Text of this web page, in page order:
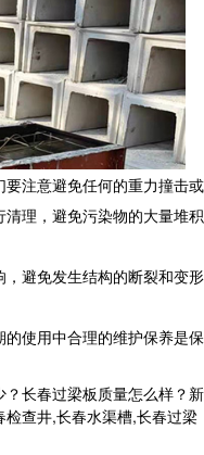
注意避免任何的重力撞击或
理，避免污染物的大量堆积
避免发生结构的断裂和变形
使用中合理的维护保养是保
长春过梁板质量怎么样？新
查井,长春水渠槽,长春过梁